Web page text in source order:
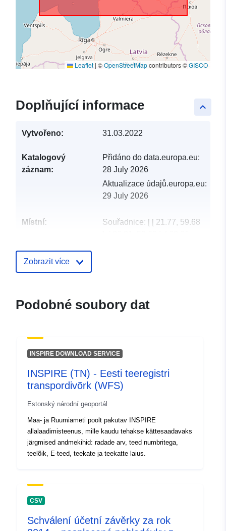
Leaflet | ©OpenStreetMapcontributors ©GISCO
keyboard_arrow_up
Doplňující informace
Vytvořeno: 31.03.2022
Katalogový
záznam:
Přidáno do data.europa.eu:
28 July 2026
Aktualizace údajů.europa.eu:
29 July 2026
Místní: Souřadnice: [ [ 21.77, 59.68
uriRef:
http://data.europa.eu/88u/dataset/
3975-4ffa-98cb-51c3fdbc1cb9
Zobrazit více
Podobné soubory dat
INSPIRE DOWNLOAD SERVICE
INSPIRE (TN) - Eesti teeregistri
transpordivõrk (WFS)
Estonský národní geoportál
Maa- ja Ruumiameti poolt pakutav INSPIRE
allalaadimisteenus, mille kaudu tehakse kättesaadavaks
järgmised andmekihid: radade arv, teed numbritega,
teelõik, E-teed, teekate ja teekatte laius.
CSV
Schválení účetní závěrky za rok